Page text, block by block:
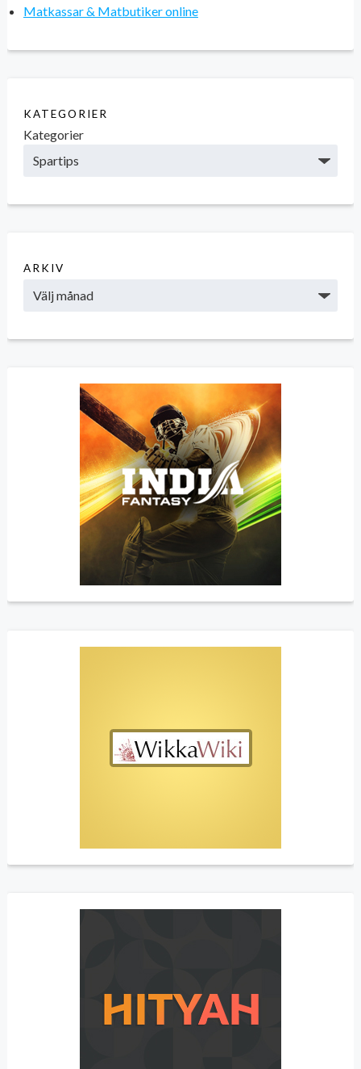
Matkassar & Matbutiker online
KATEGORIER
Kategorier
ARKIV